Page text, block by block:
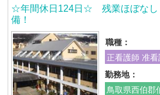
☆年間休日124日☆ 残業ほぼな
備！
職種：
正看護師 准看
勤務地：
鳥取県西伯郡